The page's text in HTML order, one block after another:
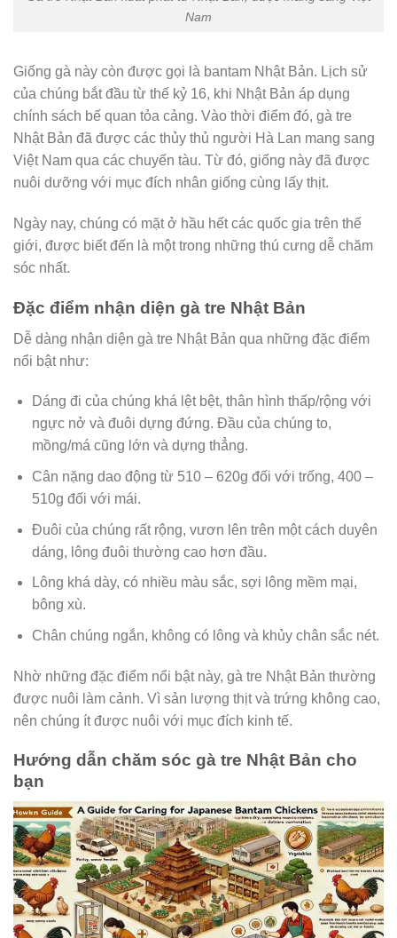
Nam
Giống gà này còn được gọi là bantam Nhật Bản. Lịch sử
của chúng bắt đầu từ thế kỷ 16, khi Nhật Bản áp dụng
chính sách bế quan tỏa cảng. Vào thời điểm đó, gà tre
Nhật Bản đã được các thủy thủ người Hà Lan mang sang
Việt Nam qua các chuyến tàu. Từ đó, giống này đã được
nuôi dưỡng với mục đích nhân giống cùng lấy thịt.
Ngày nay, chúng có mặt ở hầu hết các quốc gia trên thế
giới, được biết đến là một trong những thú cưng dễ chăm
sóc nhất.
Đặc điểm nhận diện gà tre Nhật Bản
Dễ dàng nhận diện gà tre Nhật Bản qua những đặc điểm
nổi bật như:
Dáng đi của chúng khá lệt bệt, thân hình thấp/rộng với
ngực nở và đuôi dựng đứng. Đầu của chúng to,
mồng/má cũng lớn và dựng thẳng.
Cân nặng dao động từ 510 – 620g đối với trống, 400 –
510g đối với mái.
Đuôi của chúng rất rộng, vươn lên trên một cách duyên
dáng, lông đuôi thường cao hơn đầu.
Lông khá dày, có nhiều màu sắc, sợi lông mềm mại,
bông xù.
Chân chúng ngắn, không có lông và khủy chân sắc nét.
Nhờ những đặc điểm nổi bật này, gà tre Nhật Bản thường
được nuôi làm cảnh. Vì sản lượng thịt và trứng không cao,
nên chúng ít được nuôi với mục đích kinh tế.
Hướng dẫn chăm sóc gà tre Nhật Bản cho
bạn